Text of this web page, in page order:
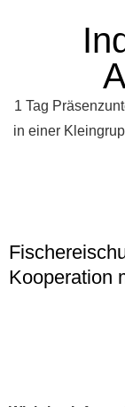
1 Tag
in einer
Kooperation